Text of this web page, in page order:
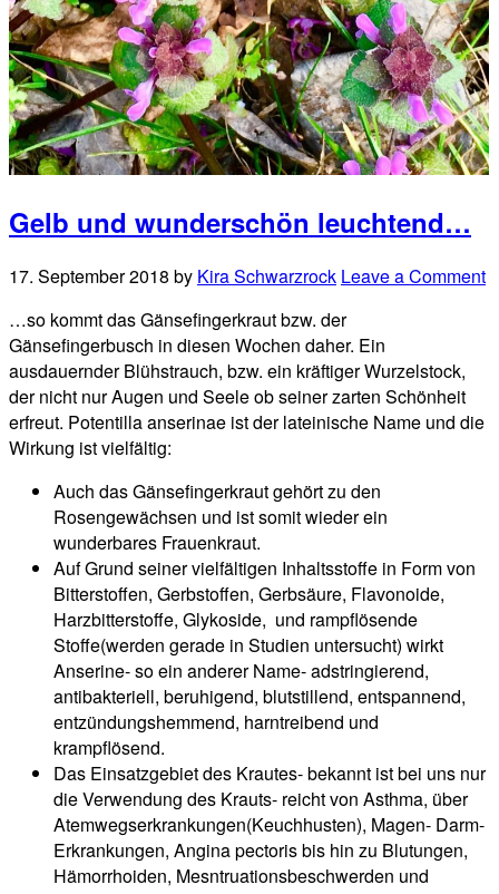
Gelb und wunderschön leuchtend…
17. September 2018 by Kira Schwarzrock Leave a Comment
…so kommt das Gänsefingerkraut bzw. der
Gänsefingerbusch in diesen Wochen daher. Ein
ausdauernder Blühstrauch, bzw. ein kräftiger Wurzelstock,
der nicht nur Augen und Seele ob seiner zarten Schönheit
erfreut. Potentilla anserinae ist der lateinische Name und die
Wirkung ist vielfältig:
Auch das Gänsefingerkraut gehört zu den
Rosengewächsen und ist somit wieder ein
wunderbares Frauenkraut.
Auf Grund seiner vielfältigen Inhaltsstoffe in Form von
Bitterstoffen, Gerbstoffen, Gerbsäure, Flavonoide,
Harzbitterstoffe, Glykoside, und rampflösende
Stoffe(werden gerade in Studien untersucht) wirkt
Anserine- so ein anderer Name- adstringierend,
antibakteriell, beruhigend, blutstillend, entspannend,
entzündungshemmend, harntreibend und
krampflösend.
Das Einsatzgebiet des Krautes- bekannt ist bei uns nur
die Verwendung des Krauts- reicht von Asthma, über
Atemwegserkrankungen(Keuchhusten), Magen- Darm-
Erkrankungen, Angina pectoris bis hin zu Blutungen,
Hämorrhoiden, Mesntruationsbeschwerden und